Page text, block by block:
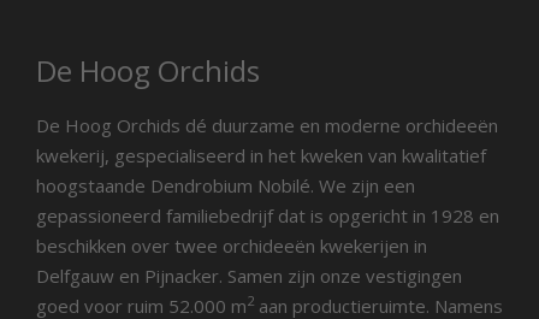
De Hoog Orchids
De Hoog Orchids dé duurzame en moderne orchideeën
kwekerij, gespecialiseerd in het kweken van kwalitatief
hoogstaande Dendrobium Nobilé. We zijn een
gepassioneerd familiebedrijf dat is opgericht in 1928 en
beschikken over twee orchideeën kwekerijen in
Delfgauw en Pijnacker. Samen zijn onze vestigingen
goed voor ruim 52.000 m2 aan productieruimte. Namens